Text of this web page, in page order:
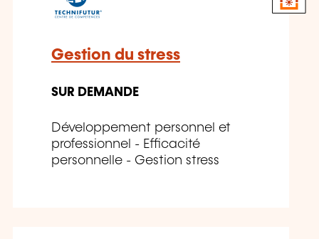
Gestion du stress
SUR DEMANDE
Développement personnel et
professionnel - Efficacité
personnelle - Gestion stress